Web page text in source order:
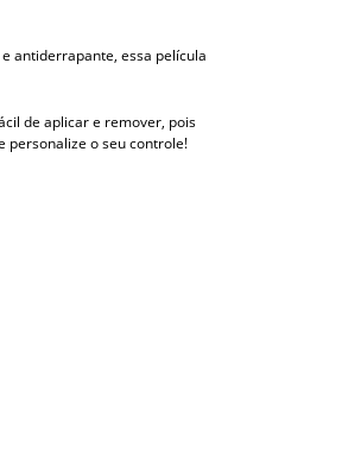
antiderrapante, essa película
de aplicar e remover, pois
personalize o seu controle!